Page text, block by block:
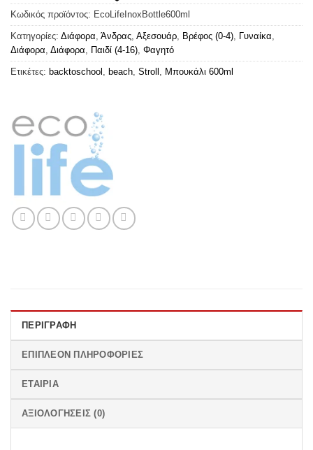
Κωδικός προϊόντος: EcoLifeInoxBottle600ml
Κατηγορίες: Διάφορα Άνδρας Αξεσουάρ Βρέφος (0-4) Γυναίκα
Διάφορα Διάφορα Παιδί (4-16) Φαγητό
Ετικέτες: backtoschool beach Stroll Μπουκάλι 600ml
ΠΕΡΙΓΡΑΦΉ
ΕΠΙΠΛΈΟΝ ΠΛΗΡΟΦΟΡΊΕΣ
ΕΤΑΙΡΊΑ
ΑΞΙΟΛΟΓΉΣΕΙΣ (0)